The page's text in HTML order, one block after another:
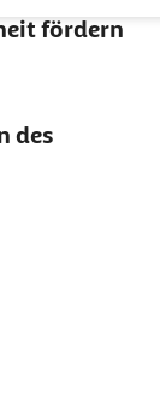
fördern
des